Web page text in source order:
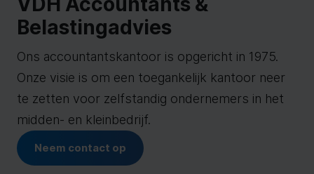
Belastingadvies
Ons accountantskantoor is opgericht in 1975.
Onze visie is om een toegankelijk kantoor neer
te zetten voor zelfstandig ondernemers in het
midden- en kleinbedrijf.
Neem contact op